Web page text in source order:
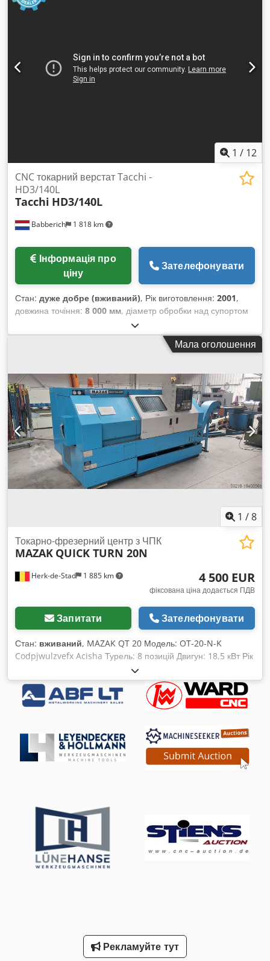
для листового металу DYAS - DYAS PDC-1500 Кількість
інструменту (ATC): 16 позицій Максимальна вага заготовки:
760 кг (макс.) Chodpfx Aegbfaxjciea Максимальний діаметр
свердління: Ø40 мм
1 / 12
Babberich 1 818 km
CNC токарний верстат Tacchi -
HD3/140L
Tacchi HD3/140L
ціну
Зателефонувати
Стан: дуже добре (вживаний), Рік виготовлення: 2001,
довжина точіння: 8 000 мм, діаметр обробки над супортом
, максимальна вага заготовки:
діаметр точіння над верхньою кареткою:1 550 мм, Діаметр
обробки над станиною Ø 2000 мм Діаметр обробки над
шпинделя 150 мм Потужність шпинделя 95 кВт Ширина
станини 1400 мм Піноль Ø 260 Хід пінолі 200 мм Посадка
шпинделя Metric 80 Mk Вага заготовки 25000 кг Chodpfx
Aoxxxbzjciea Струм 95 A Частота обертання 360 об/хв
Подача по осі X 0 - 6000 мм/хв Подача по осі Z 0 - 6000 мм/
хв Будь ласка, зверніть увагу: Інформація на цій сторінці
була зібрана нами на основі наших знань і, по можливості,
від виробника. Інформація надається з добрими намірами,
але точність не може бути гарантована. Відповідно, це не є
представленням та умовами договору. Рекомендуємо
Мала оголошення
1 /8
Herk-de-Stad 1 885 km
Токарно-фрезерний центр з ЧПК
MAZAK QUICK TURN 20N
4 500 EUR
фіксована ціна додається ПДВ
Запитати Зателефонувати
Стан: вживаний, MAZAK QT 20 Модель: OT-20-N-K
Codpjwulzvefx Acisha Турель: 8 позицій Двигун: 18,5 кВт Рік
випуску: 1988 Вага: 11 700 фунтів (LBS) Патрон: діаметр 250
мм Оновлена операторська панель
Рекламуйте тут